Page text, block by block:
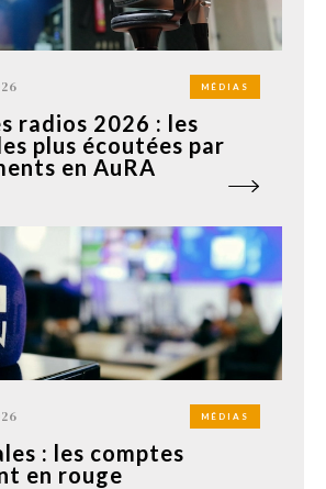
MÉDIAS
radios 2026 : les
plus écoutées par
en AuRA
MÉDIAS
: les comptes
en rouge